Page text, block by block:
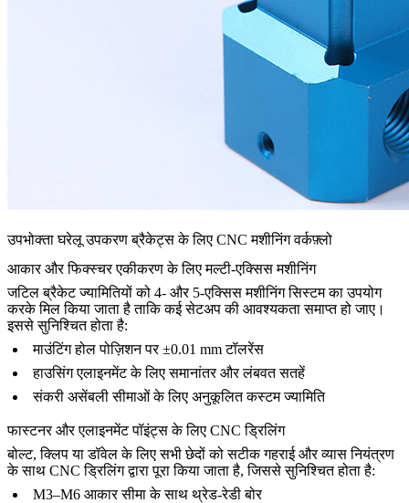
उपभोक्ता घरेलू उपकरण ब्रैकेट्स के लिए CNC मशीनिंग वर्कफ़्लो
आकार और फिक्स्चर एकीकरण के लिए मल्टी-एक्सिस मशीनिंग
जटिल ब्रैकेट ज्यामितियों को 4- और 5-एक्सिस मशीनिंग सिस्टम का उपयोग
करके मिल किया जाता है ताकि कई सेटअप की आवश्यकता समाप्त हो जाए।
इससे सुनिश्चित होता है:
माउंटिंग होल पोज़िशन पर ±0.01 mm टॉलरेंस
हाउसिंग एलाइनमेंट के लिए समानांतर और लंबवत सतहें
संकरी असेंबली सीमाओं के लिए अनुकूलित कस्टम ज्यामिति
फास्टनर और एलाइनमेंट पॉइंट्स के लिए CNC ड्रिलिंग
बोल्ट, क्लिप या डॉवेल के लिए सभी छेदों को सटीक गहराई और व्यास नियंत्रण
के साथ CNC ड्रिलिंगद्वारा पूरा किया जाता है, जिससे सुनिश्चित होता है:
M3–M6 आकार सीमा के साथ थ्रेड-रेडी बोर